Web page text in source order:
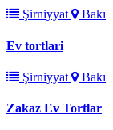
Şirniyyat Bakı
Ev tortlari
Şirniyyat Bakı
Zakaz Ev Tortlar